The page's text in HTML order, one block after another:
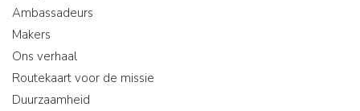
Ambassadeurs
Makers
Ons verhaal
Routekaart voor de missie
Duurzaamheid